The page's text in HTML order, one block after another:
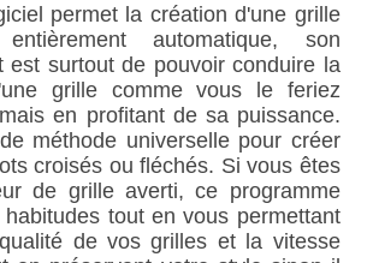
permet la création d'une grille
automatique, son
est surtout de pouvoir conduire la
grille comme vous le feriez
en profitant de sa puissance.
méthode universelle pour créer
croisés ou fléchés. Si vous êtes
de grille averti, ce programme
tout en vous permettant
de vos grilles et la vitesse